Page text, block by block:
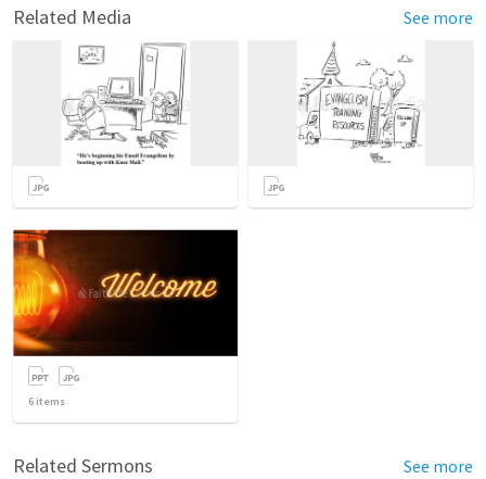
Related Media See more
6 items
Related Sermons See more